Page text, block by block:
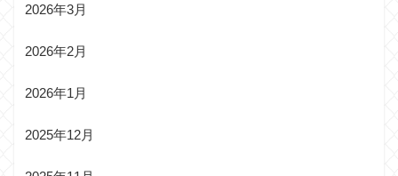
2026年3月
2026年2月
2026年1月
2025年12月